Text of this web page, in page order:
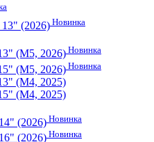
(2026) Новинка
(M5, 2026) Новинка
(M5, 2026) Новинка
(M4, 2025)
(M4, 2025)
(2026) Новинка
(2026) Новинка